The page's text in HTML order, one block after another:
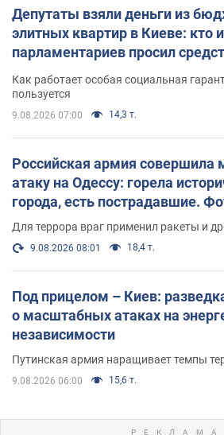
Депутаты взяли деньги из
элитных квартир в Киеве: кто
парламентариев просил
поселился
Как работает особая социальная
пользуется
9.08.2026 07:00 14,3 т.
Российская армия совершила
атаку на Одессу: горела
города, есть пострадавшие.
Для террора враг применил ракеты и
9.08.2026 08:01 18,4 т.
Под прицелом – Киев:
о масштабных атаках на
независимости
Путинская армия наращивает темпы
9.08.2026 06:00 15,6 т.